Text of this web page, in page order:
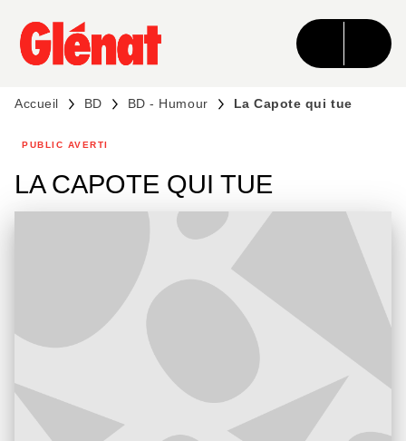
MENU RECHERCHE CONTENU
PIED DE PAGE
Accueil BD BD - Humour La Capote qui tue
PUBLIC AVERTI
LA CAPOTE QUI TUE